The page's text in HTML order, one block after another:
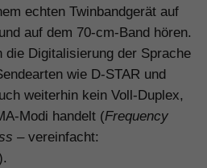
echten Twinbandgerät auf
auf dem 70-cm-Band hören.
die Digitalisierung der Sprache
wie D-STAR und
weiterhin kein Voll-Duplex,
Modi handelt (Frequency
– vereinfacht: